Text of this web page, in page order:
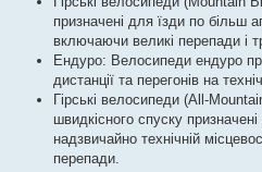
призначені для їзди по більш
включаючи великі перепади і
Ендуро: Велосипеди ендуро
дистанції та перегонів на
Гірські велосипеди (All-
швидкісного спуску
надзвичайно технічній
перепади.